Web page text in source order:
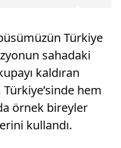
Türkiye
sahadaki
kaldıran
hem
örnek bireyler
kullandı.